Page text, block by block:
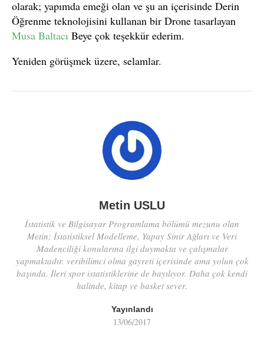
olarak; yapımda emeği olan ve şu an içerisinde Derin
Öğrenme teknolojisini kullanan bir Drone tasarlayan
Musa Baltacı Beye çok teşekkür ederim.
Yeniden görüşmek üzere, selamlar.
Metin USLU
İstatistik ve Bilgisayar Programlama bölümü mezunu olan
Metin; İstatistiksel Modelleme, Yapay Sinir Ağları ve Veri
Madenciliği konularına ilgi duymakta ve çalışmalar
yapmaktadır. veribilimci olma gayreti içerisinde ama yolun çok
başında. İleri spor istatistiklerine de bayılıyor. Daha çok kendi
halinde, kitap ve basket sever.
Yayınlandı
13/06/2017